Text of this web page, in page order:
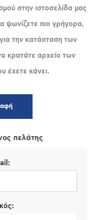
στην ιστοσελίδα μας
ψωνίζετε πιο γρήγορα,
την κατάσταση των
κρατάτε αρχείο των
έχετε κάνει.
πελάτης